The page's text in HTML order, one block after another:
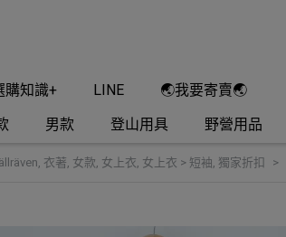
購知識+ LINE 🌏我要寄賣🌏
男款 登山用具 野營用品
, 衣著, 女款, 女上衣, 女上衣 > 短袖, 獨家折扣